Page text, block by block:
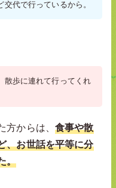
代で行っているから。
散歩に連れて行ってくれ
からは、 食事や散
、お世話を平等に分
。